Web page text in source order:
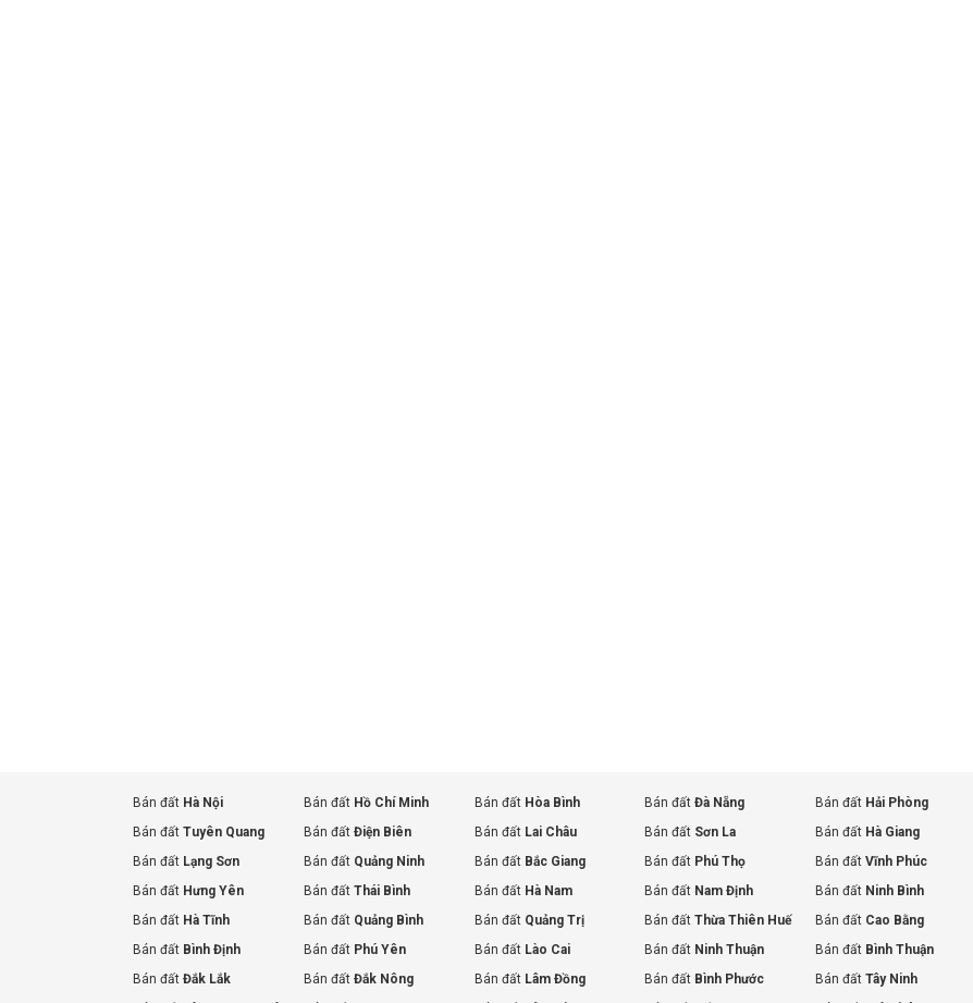
Bán đất Hà Nội Bán đất Hồ Chí Minh Bán đất Hòa Bình Bán đấtĐà Nẵng Bán đất Hải Phòng
Bán đất Tuyên Quang Bán đất Điện Biên Bán đất Lai Châu Bán đất Sơn La Bán đất Hà Giang
Bán đất Lạng Sơn Bán đất Quảng Ninh Bán đất Bắc Giang Bán đất Phú Thọ Bán đấtVĩnh Phúc
Bán đất Hưng Yên Bán đất Thái Bình Bán đất Hà Nam Bán đất Nam Định Bán đất Ninh Bình
Bán đất Hà Tĩnh Bán đất Quảng Bình Bán đất Quảng Trị Bán đấtThừa Thiên Huế Bán đất Cao Bằng
Bán đất Bình Định Bán đất Phú Yên Bán đất Lào Cai Bán đất Ninh Thuận Bán đất Bình Thuận
Bán đất Đắk Lắk Bán đất Đắk Nông Bán đất Lâm Đồng Bán đất Bình Phước Bán đấtTây Ninh